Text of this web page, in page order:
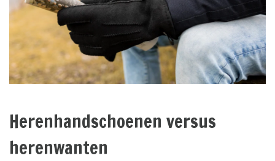
Herenhandschoenen versus
herenwanten